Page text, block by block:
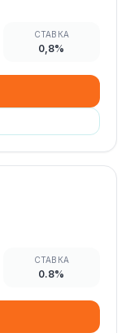
СТАВКА
0,8%
СТАВКА
0.8%